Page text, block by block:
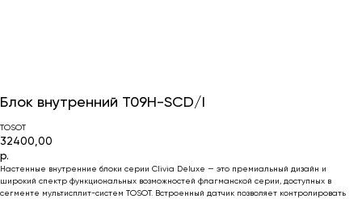
Блок внутренний T09H-SCD/I
TOSOT
32400,00
р.
Настенные внутренние блоки серии Clivia Deluxe — это премиальный дизайн и
широкий спектр функциональных возможностей флагманской серии, доступных в
сегменте мультисплит-систем TOSOT. Встроенный датчик позволяет контролировать